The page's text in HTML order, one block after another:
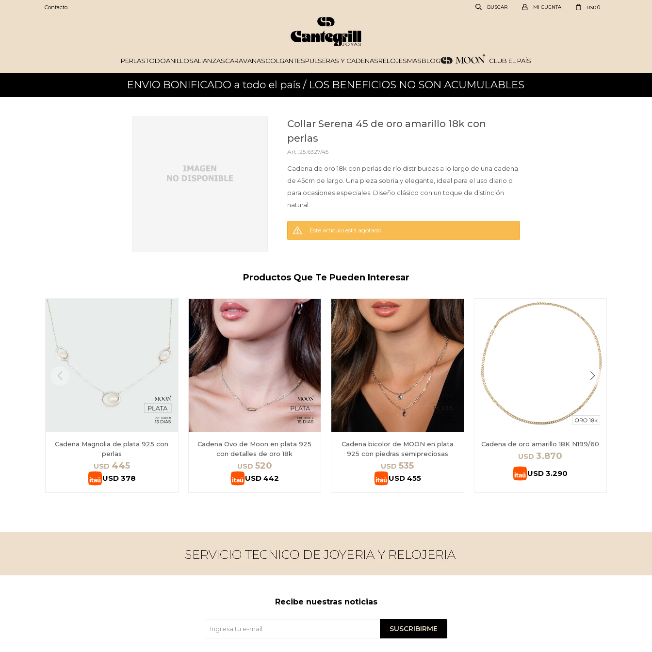
PERLASTODOANILLOSALIANZASCARAVANASCOLGANTESPULSERAS Y CADENASRELOJESMASBLOG CLUB EL PAÍS
USD0
Contacto
Collar Serena 45 de oro amarillo 18k con
perlas
25.6327/45
Cadena de oro 18k con perlas de río distribuidas a lo largo de una cadena
de 45cm de largo. Una pieza sobria y elegante, ideal para el uso diario o
para ocasiones especiales. Diseño clásico con un toque de distinción
natural.
Este artículo está agotado.
Productos Que Te Pueden Interesar
Cadena Magnolia de plata 925 con
perlas
USD 445
USD 378
Cadena Ovo de Moon en plata 925
con detalles de oro 18k
USD 520
USD 442
Cadena bicolor de MOON en plata
925 con piedras semipreciosas
USD 535
USD 455
Cadena de oro amarillo 18K N199/60
USD 3.870
USD 3.290
Recibe nuestras noticias
SUSCRIBIRME